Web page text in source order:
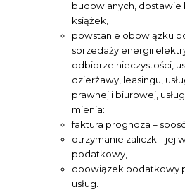
budowlanych, dostawie
książek,
powstanie obowiązku
sprzedaży energii
odbiorze nieczystości,
dzierżawy, leasingu,
prawnej i biurowej,
mienia:
faktura prognoza –
otrzymanie zaliczki i jej
podatkowy,
obowiązek podatkowy
usług.